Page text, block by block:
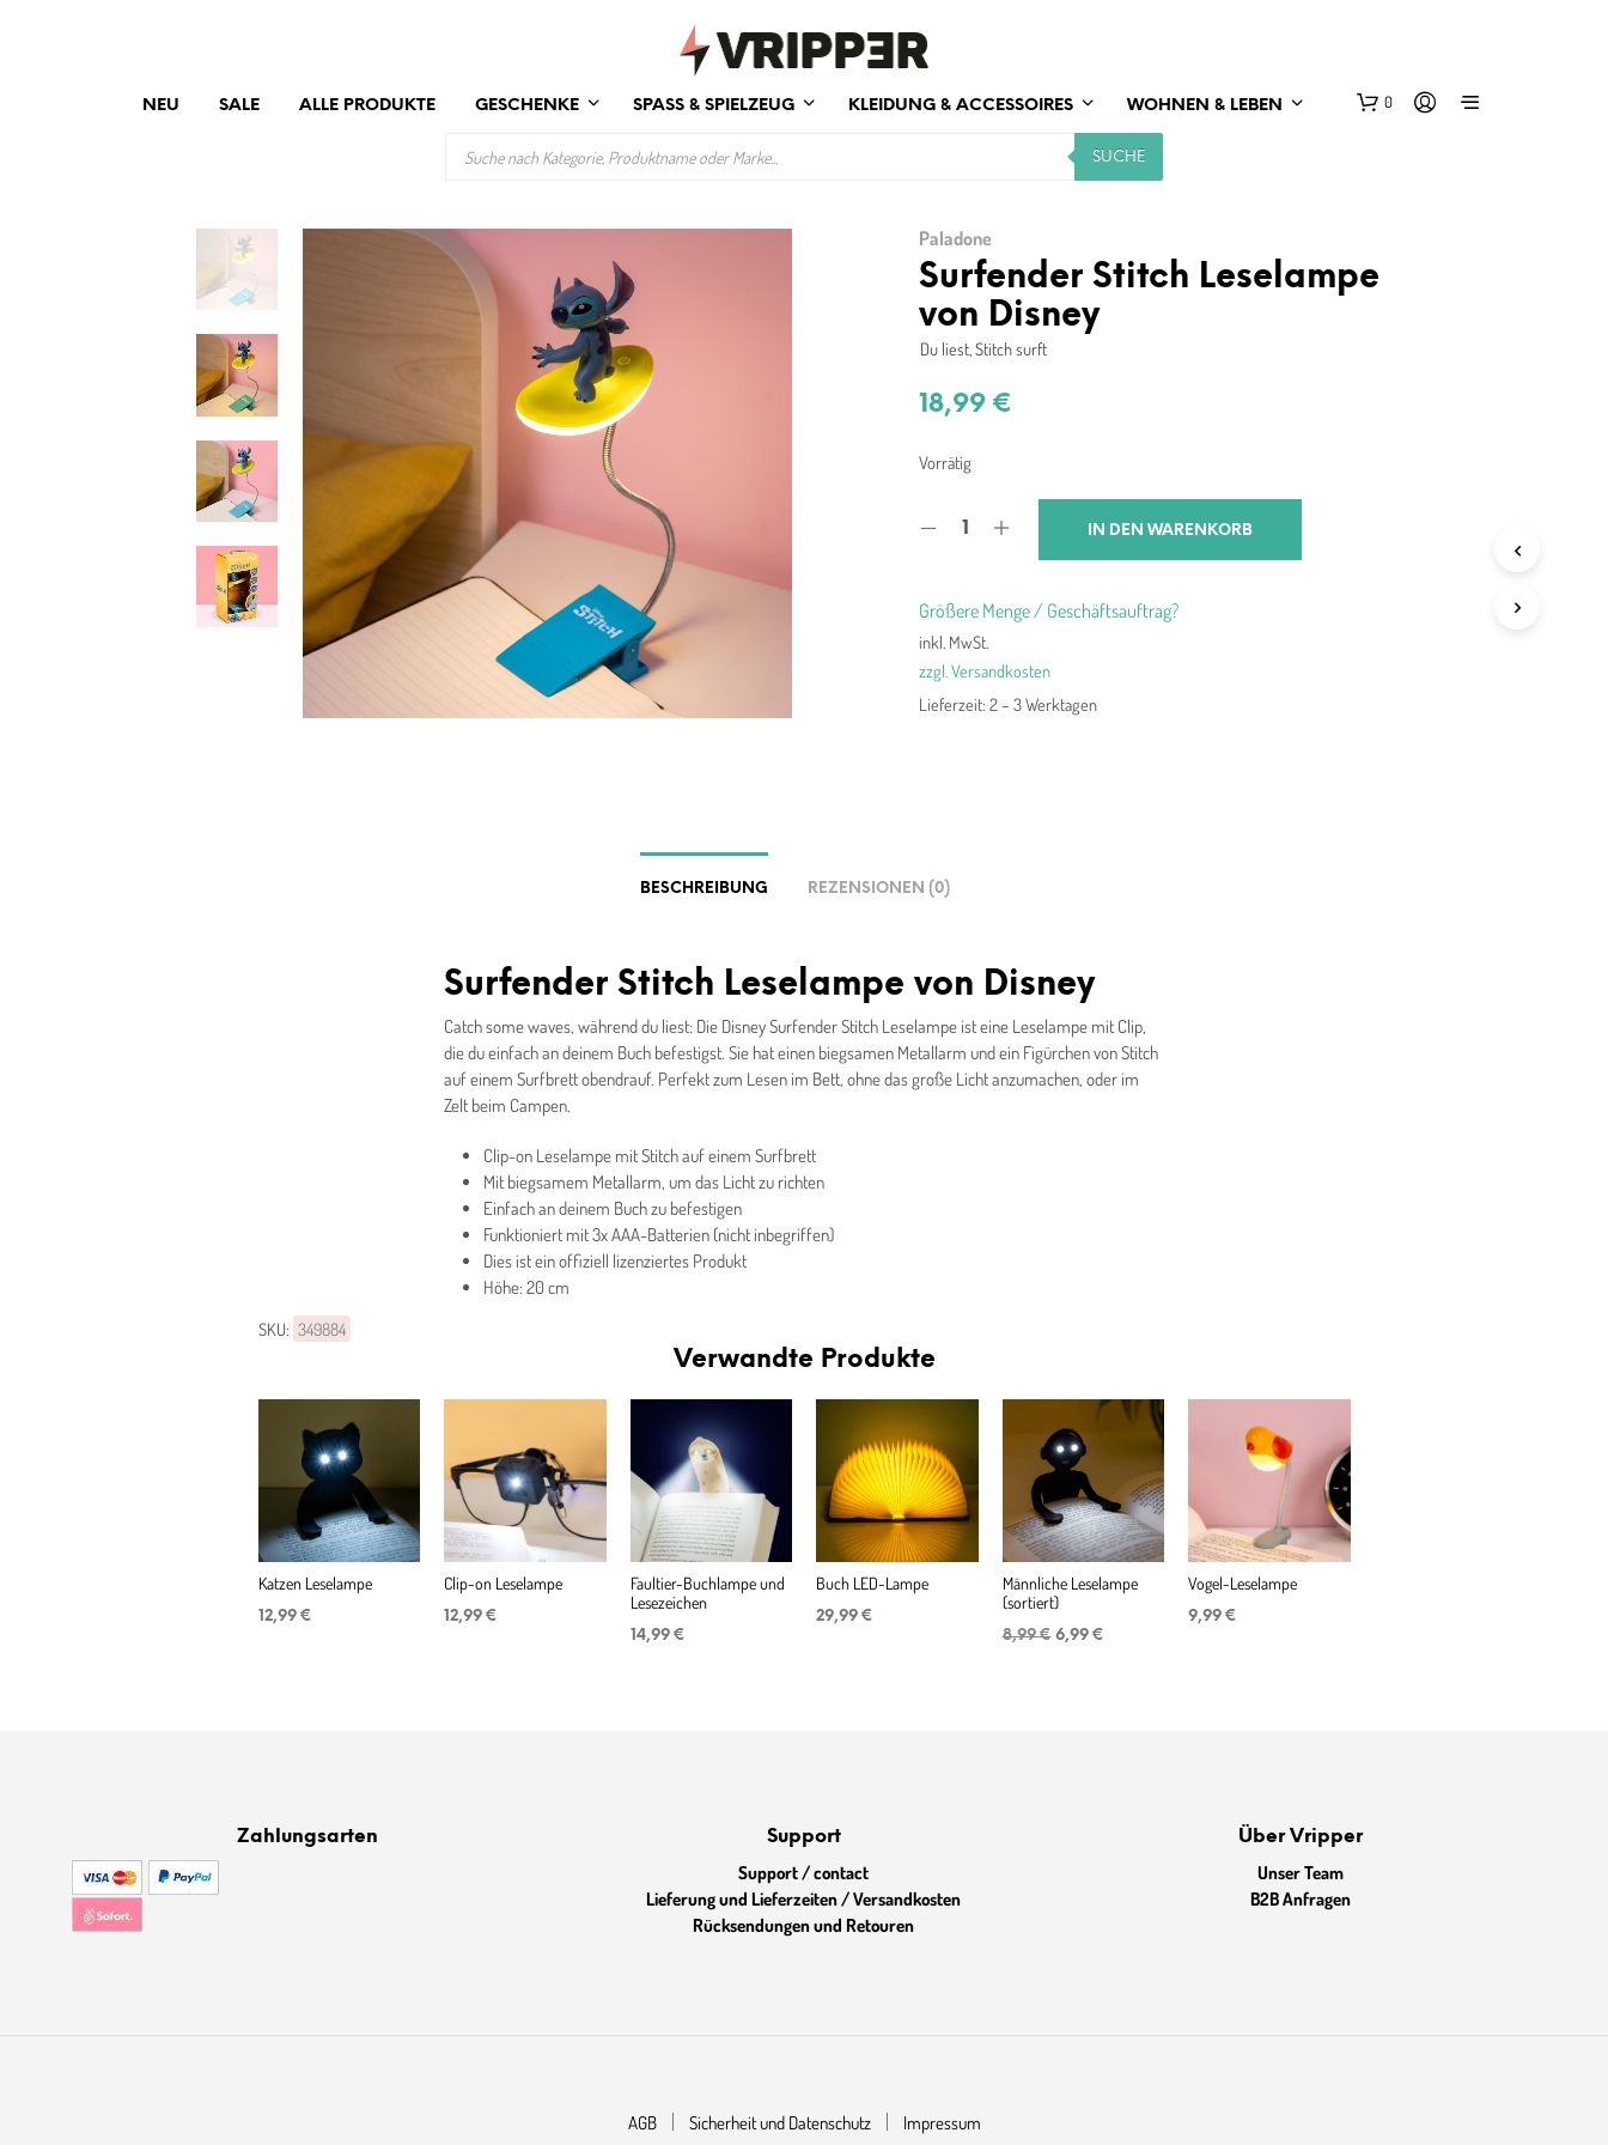
NEU SALE ALLE PRODUKTE GESCHENKE SPASS & SPIELZEUG KLEIDUNG & ACCESSOIRES WOHNEN & LEBEN 0
SUCHE
Paladone
Surfender Stitch Leselampe
von Disney
Du liest, Stitch surft
18,99€
Vorrätig
IN DEN WARENKORB
Größere Menge / Geschäftsauftrag?
inkl. MwSt.
zzgl. Versandkosten
Lieferzeit:2 – 3 Werktagen
BESCHREIBUNG REZENSIONEN (0)
Surfender Stitch Leselampe von Disney
Catch some waves, während du liest: Die Disney Surfender Stitch Leselampe ist eine Leselampe mit Clip,
die du einfach an deinem Buch befestigst. Sie hat einen biegsamen Metallarm und ein Figürchen von Stitch
auf einem Surfbrett obendrauf. Perfekt zum Lesen im Bett, ohne das große Licht anzumachen, oder im
Zelt beim Campen.
Clip-on Leselampe mit Stitch auf einem Surfbrett
Mit biegsamem Metallarm, um das Licht zu richten
Einfach an deinem Buch zu befestigen
Funktioniert mit 3x AAA-Batterien (nicht inbegriffen)
Dies ist ein offiziell lizenziertes Produkt
Höhe: 20 cm
SKU: 349884
Verwandte Produkte
Katzen Leselampe
12,99 €
Clip-on Leselampe
12,99 €
Faultier-Buchlampe und
Lesezeichen
14,99 €
Buch LED-Lampe
29,99 €
Männliche Leselampe
(sortiert)
8,99€ Ursprünglicher
6,99 €
Vogel-Leselampe
9,99 €
Zahlungsarten Support
Support / contact
Lieferung und Lieferzeiten / Versandkosten
Rücksendungen und Retouren
Über Vripper
Unser Team
B2B Anfragen
AGB Sicherheit und Datenschutz Impressum